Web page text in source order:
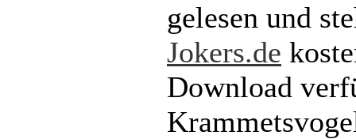
gelesen und
Jokers.de
Download